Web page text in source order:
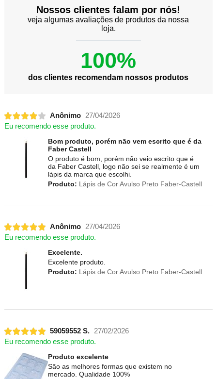
Nossos clientes falam por nós!
veja algumas avaliações de produtos da nossa
loja.
100%
dos clientes recomendam nossos produtos
Anônimo 27/04/2026
Eu recomendo esse produto.
Bom produto, porém não vem escrito que é da
Faber Castell
O produto é bom, porém não veio escrito que é
da Faber Castell, logo não sei se realmente é um
lápis da marca que escolhi.
Produto: Lápis de Cor Avulso Preto Faber-Castell
Anônimo 27/04/2026
Eu recomendo esse produto.
Excelente.
Excelente produto.
Produto: Lápis de Cor Avulso Preto Faber-Castell
59059552 S. 27/02/2026
Eu recomendo esse produto.
Produto excelente
São as melhores formas que existem no
mercado. Qualidade 100%